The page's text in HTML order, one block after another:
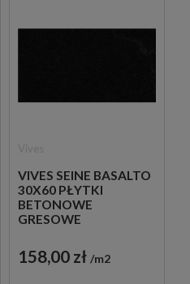
VIVES SEINE BASALTO
30X60 PŁYTKI
BETONOWE
GRESOWE
158,00 zł m2